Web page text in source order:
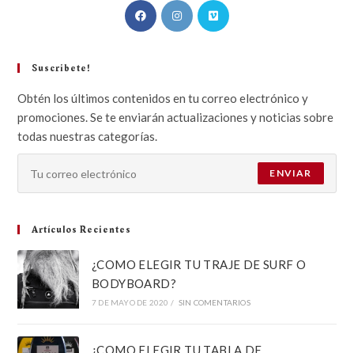
Suscribete!
Obtén los últimos contenidos en tu correo electrónico y
promociones. Se te enviarán actualizaciones y noticias sobre
todas nuestras categorías.
ENVIAR
Artículos Recientes
¿COMO ELEGIR TU TRAJE DE SURF O
BODYBOARD?
7 DE MAYO DE 2020 / SIN COMENTARIOS
¿COMO ELEGIR TU TABLA DE